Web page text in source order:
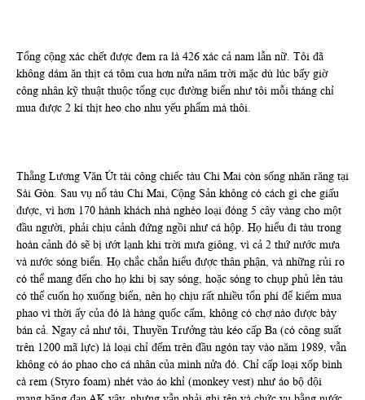
Tổng cộng xác chết được đem ra là 426 xác cả nam lẫn nữ. Tôi đã
không dám ăn thịt cá tôm cua hơn nửa năm trời mặc dù lúc bấy giờ
công nhân kỹ thuật thuộc tổng cục đường biển như tôi mỗi tháng chỉ
mua được 2 kí thịt heo cho nhu yếu phẩm mà thôi.
Thằng Lương Văn Út tài công chiếc tàu Chi Mai còn sống nhăn răng tại
Sài Gòn. Sau vụ nổ tàu Chi Mai, Cộng Sản không có cách gì che giấu
được, vì hơn 170 hành khách nhà nghèo loại đóng 5 cây vàng cho một
đầu người, phải chịu cảnh đứng ngồi như cá hộp. Họ hiểu đi tàu trong
hoàn cảnh đó sẽ bị ướt lạnh khi trời mưa giông, vì cả 2 thứ nước mưa
và nước sóng biển. Họ chắc chắn hiểu được thân phận, và những rủi ro
có thể mang đến cho họ khi bị say sóng, hoặc sóng to chụp phủ lên tàu
có thể cuốn họ xuống biển, nên họ chịu rất nhiều tổn phí để kiếm mua
phao vì thời ấy của đó là hàng quốc cấm, không có chợ nào được bày
bán cả. Ngay cả như tôi, Thuyền Trưởng tàu kéo cấp Ba (có công suất
trên 1200 mã lực) là loại chỉ đếm trên đầu ngón tay vào năm 1989, vẫn
không có áo phao cho cá nhân của mình nửa đó. Chỉ cấp loại xốp bình
cà rem (Styro foam) nhét vào áo khỉ (monkey vest) như áo bộ đội